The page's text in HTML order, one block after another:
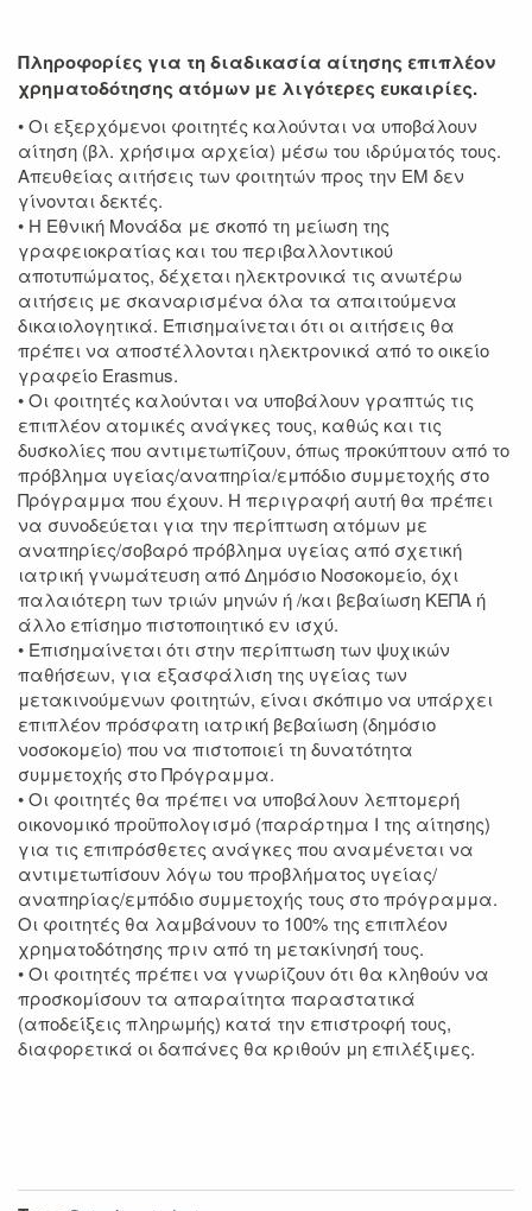
Πληροφορίες για τη διαδικασία αίτησης επιπλέον
χρηματοδότησης ατόμων με λιγότερες ευκαιρίες.
• Οι εξερχόμενοι φοιτητές καλούνται να υποβάλουν
αίτηση (βλ. χρήσιμα αρχεία) μέσω του ιδρύματός τους.
Απευθείας αιτήσεις των φοιτητών προς την ΕΜ δεν
γίνονται δεκτές.
• Η Εθνική Μονάδα με σκοπό τη μείωση της
γραφειοκρατίας και του περιβαλλοντικού
αποτυπώματος, δέχεται ηλεκτρονικά τις ανωτέρω
αιτήσεις με σκαναρισμένα όλα τα απαιτούμενα
δικαιολογητικά. Επισημαίνεται ότι οι αιτήσεις θα
πρέπει να αποστέλλονται ηλεκτρονικά από το οικείο
γραφείο Erasmus.
• Οι φοιτητές καλούνται να υποβάλουν γραπτώς τις
επιπλέον ατομικές ανάγκες τους, καθώς και τις
δυσκολίες που αντιμετωπίζουν, όπως προκύπτουν από το
πρόβλημα υγείας/αναπηρία/εμπόδιο συμμετοχής στο
Πρόγραμμα που έχουν. Η περιγραφή αυτή θα πρέπει
να συνοδεύεται για την περίπτωση ατόμων με
αναπηρίες/σοβαρό πρόβλημα υγείας από σχετική
ιατρική γνωμάτευση από Δημόσιο Νοσοκομείο, όχι
παλαιότερη των τριών μηνών ή /και βεβαίωση ΚΕΠΑ ή
άλλο επίσημο πιστοποιητικό εν ισχύ.
• Επισημαίνεται ότι στην περίπτωση των ψυχικών
παθήσεων, για εξασφάλιση της υγείας των
μετακινούμενων φοιτητών, είναι σκόπιμο να υπάρχει
επιπλέον πρόσφατη ιατρική βεβαίωση (δημόσιο
νοσοκομείο) που να πιστοποιεί τη δυνατότητα
συμμετοχής στο Πρόγραμμα.
• Οι φοιτητές θα πρέπει να υποβάλουν λεπτομερή
οικονομικό προϋπολογισμό (παράρτημα Ι της αίτησης)
για τις επιπρόσθετες ανάγκες που αναμένεται να
αντιμετωπίσουν λόγω του προβλήματος υγείας/
αναπηρίας/εμπόδιο συμμετοχής τους στο πρόγραμμα.
Οι φοιτητές θα λαμβάνουν το 100% της επιπλέον
χρηματοδότησης πριν από τη μετακίνησή τους.
• Οι φοιτητές πρέπει να γνωρίζουν ότι θα κληθούν να
προσκομίσουν τα απαραίτητα παραστατικά
(αποδείξεις πληρωμής) κατά την επιστροφή τους,
διαφορετικά οι δαπάνες θα κριθούν μη επιλέξιμες.